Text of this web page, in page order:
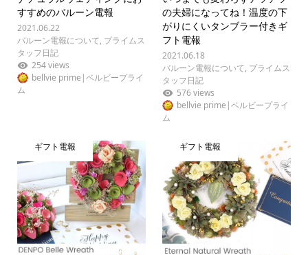
すすめのバルーン電報
2021.06.22
バルーン電報について, プライムス
タッフ日記
254 views
bellvie prime|ベルビープライ
ム
の夫婦になってね！温度の下
がりにくいタンブラー付きギ
フト電報
2021.06.18
バルーン電報について, プライムス
タッフ日記
576 views
bellvie prime|ベルビープライ
ム
ギフト電報 ギフト電報